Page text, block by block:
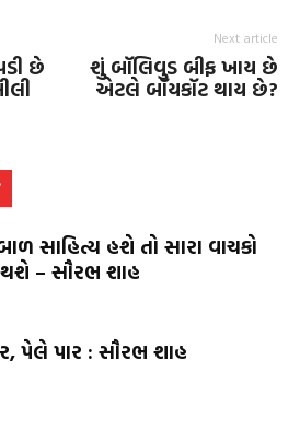
છે
Next article
શું બૉલિવુડ બીફ ખાય છે
એટલે બૉયકૉટ થાય છે?
સાહિત્ય હશે તો સારા વાચકો
– સૌરભ શાહ
પેલે પાર : સૌરભ શાહ